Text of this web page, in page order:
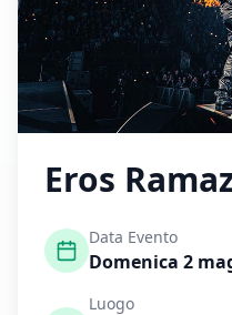
Eros
Data Evento
Domenica 2
Luogo